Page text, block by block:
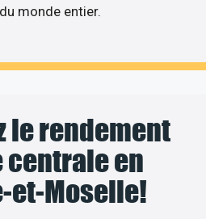
monde entier.
le rendement
centrale en
et-Moselle!